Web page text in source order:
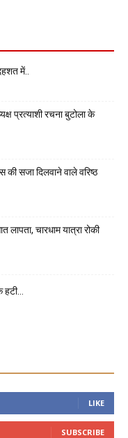
में..
प्रत्याशी रचना बुटोला के
सजा दिलवाने वाले वरिष्ठ
लापता, चारधाम यात्रा रोकी
LIKE
SUBSCRIBE